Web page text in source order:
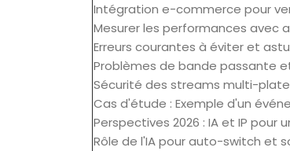
Intégration e-commerce pour
Mesurer les performances avec
Erreurs courantes à éviter et
Problèmes de bande passante
Sécurité des streams multi-
Cas d'étude : Exemple d'un
Perspectives 2026 : IA et IP pour
Rôle de l'IA pour auto-switch et